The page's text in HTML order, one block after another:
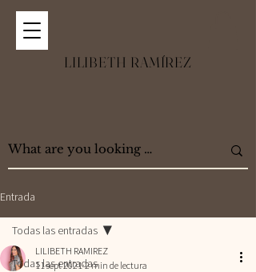
LILIBETH RAMÍREZ
Entrada
Todas las entradas
Todas las entradas
LILIBETH RAMIREZ
11 sept 2021 2 min de lectura